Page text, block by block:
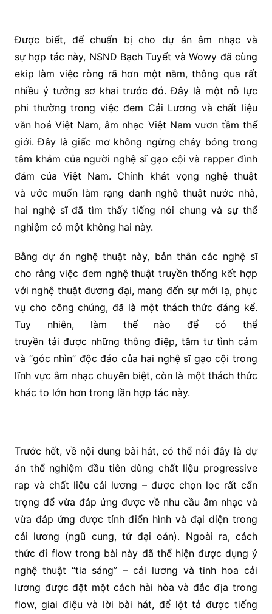
Được biết, để chuẩn bị cho dự án âm nhạc và
sự hợp tác này, NSND Bạch Tuyết và Wowy đã cùng
ekip làm việc ròng rã hơn một năm, thông qua rất
nhiều ý tưởng sơ khai trước đó. Đây là một nỗ lực
phi thường trong việc đem Cải Lương và chất liệu
văn hoá Việt Nam, âm nhạc Việt Nam vươn tầm thế
giới. Đây là giấc mơ không ngừng cháy bỏng trong
tâm khảm của người nghệ sĩ gạo cội và rapper đình
đám của Việt Nam. Chính khát vọng nghệ thuật
và ước muốn làm rạng danh nghệ thuật nước nhà,
hai nghệ sĩ đã tìm thấy tiếng nói chung và sự thể
nghiệm có một không hai này.
Bằng dự án nghệ thuật này, bản thân các nghệ sĩ
cho rằng việc đem nghệ thuật truyền thống kết hợp
với nghệ thuật đương đại, mang đến sự mới lạ, phục
vụ cho công chúng, đã là một thách thức đáng kể.
Tuy nhiên, làm thế nào để có thể
truyền tải được những thông điệp, tâm tư tình cảm
và “góc nhìn” độc đáo của hai nghệ sĩ gạo cội trong
lĩnh vực âm nhạc chuyên biệt, còn là một thách thức
khác to lớn hơn trong lần hợp tác này.
Trước hết, về nội dung bài hát, có thể nói đây là dự
án thể nghiệm đầu tiên dùng chất liệu progressive
rap và chất liệu cải lương – được chọn lọc rất cẩn
trọng để vừa đáp ứng được về nhu cầu âm nhạc và
vừa đáp ứng được tính điển hình và đại diện trong
cải lương (ngũ cung, tứ đại oán). Ngoài ra, cách
thức đi flow trong bài này đã thể hiện được dụng ý
nghệ thuật “tia sáng” – cải lương và tinh hoa cải
lương được đặt một cách hài hòa và đắc địa trong
flow, giai điệu và lời bài hát, để lột tả được tiếng